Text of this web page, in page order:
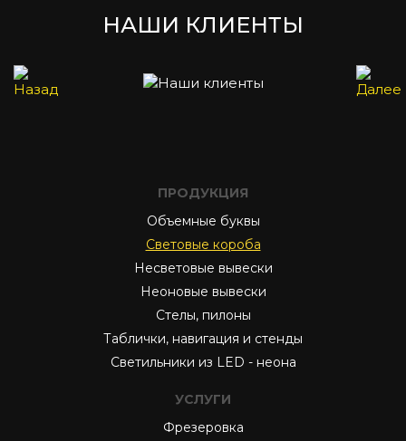
НАШИ КЛИЕНТЫ
ПРОДУКЦИЯ
Объемные буквы
Световые короба
Несветовые вывески
Неоновые вывески
Стелы, пилоны
Таблички, навигация и стенды
Светильники из LED - неона
УСЛУГИ
Фрезеровка